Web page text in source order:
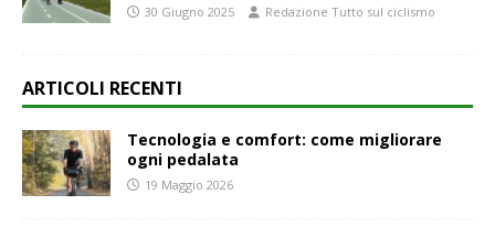
30 Giugno 2025 Redazione Tutto sul ciclismo
ARTICOLI RECENTI
Tecnologia e comfort: come migliorare
ogni pedalata
19 Maggio 2026